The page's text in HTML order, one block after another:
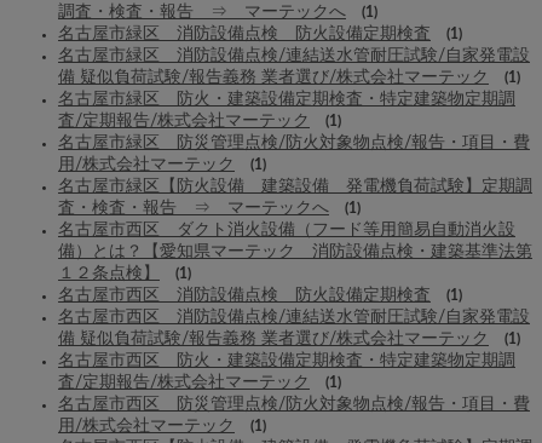
調査・検査・報告 ⇒ マーテックへ
(1)
名古屋市緑区 消防設備点検 防火設備定期検査 (1)
名古屋市緑区 消防設備点検/連結送水管耐圧試験/自家発電設
備 疑似負荷試験/報告義務 業者選び/株式会社マーテック
(1)
名古屋市緑区 防火・建築設備定期検査・特定建築物定期調
査/定期報告/株式会社マーテック
(1)
名古屋市緑区 防災管理点検/防火対象物点検/報告・項目・費
用/株式会社マーテック
(1)
名古屋市緑区【防火設備 建築設備 発電機負荷試験】定期調
査・検査・報告 ⇒ マーテックへ
(1)
名古屋市西区 ダクト消火設備（フード等用簡易自動消火設
備）とは？【愛知県マーテック 消防設備点検・建築基準法第
１２条点検】
(1)
名古屋市西区 消防設備点検 防火設備定期検査 (1)
名古屋市西区 消防設備点検/連結送水管耐圧試験/自家発電設
備 疑似負荷試験/報告義務 業者選び/株式会社マーテック
(1)
名古屋市西区 防火・建築設備定期検査・特定建築物定期調
査/定期報告/株式会社マーテック
(1)
名古屋市西区 防災管理点検/防火対象物点検/報告・項目・費
用/株式会社マーテック
(1)